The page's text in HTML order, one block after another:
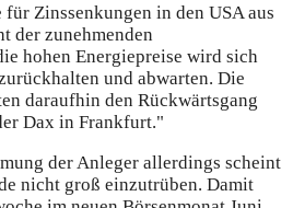
Zinssenkungen in den USA aus
der zunehmenden
hohen Energiepreise wird sich
und abwarten. Die
daraufhin den Rückwärtsgang
Dax in Frankfurt."
der Anleger allerdings scheint
nicht groß einzutrüben. Damit